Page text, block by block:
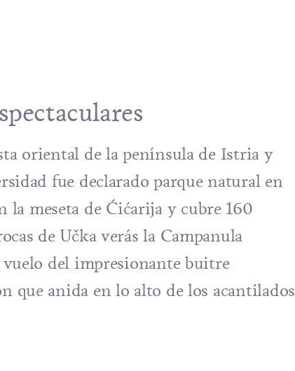
oriental de la península de Istria y
fue declarado parque natural en
meseta de Ćićarija y cubre 160
de Učka verás la Campanula
del impresionante buitre
que anida en lo alto de los acantilados